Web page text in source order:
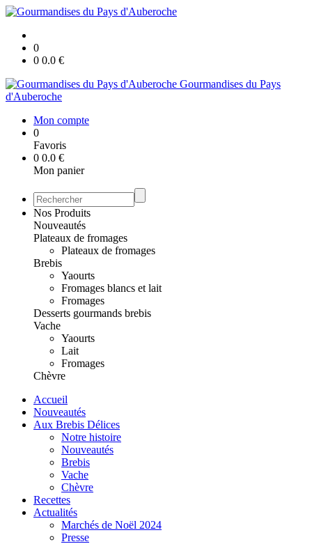
0
0 0.0 €
Gourmandises du Pays
d'Auberoche
Mon compte
0
Favoris
0 0.0 €
Mon panier
Nos Produits
Nouveautés
Plateaux de fromages
Plateaux de fromages
Brebis
Yaourts
Fromages blancs et lait
Fromages
Desserts gourmands brebis
Vache
Yaourts
Lait
Fromages
Chèvre
Accueil
Nouveautés
Aux Brebis Délices
Notre histoire
Nouveautés
Brebis
Vache
Chèvre
Recettes
Actualités
Marchés de Noël 2024
Presse